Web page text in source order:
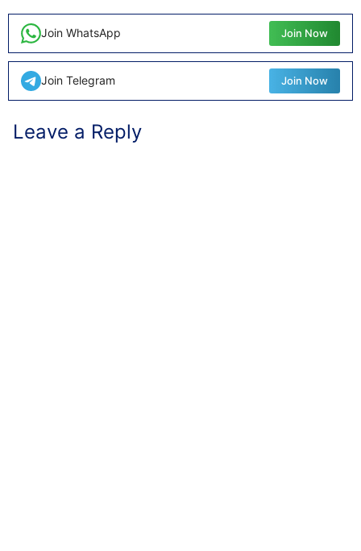
Join WhatsApp Join Now
Join Telegram Join Now
Leave a Reply